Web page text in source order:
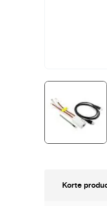
Korte